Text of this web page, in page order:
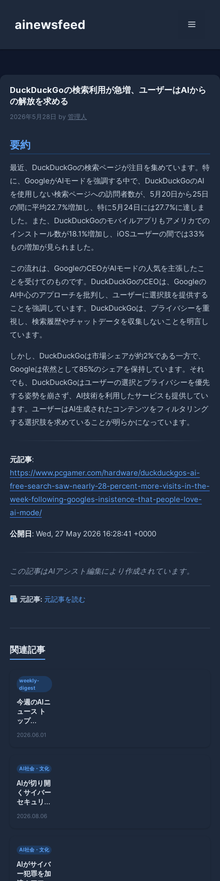
ainewsfeed メ
DuckDuckGoの検索利用が急増、ユーザーはAIから
の解放を求める
2026年5月28日 by 管理人
要約
最近、DuckDuckGoの検索ページが注目を集めています。特
に、GoogleがAIモードを強調する中で、DuckDuckGoのAI
を使用しない検索ページへの訪問者数が、5月20日から25日
の間に平均22.7%増加し、特に5月24日には27.7%に達しま
した。また、DuckDuckGoのモバイルアプリもアメリカでの
インストール数が18.1%増加し、iOSユーザーの間では33%
もの増加が見られました。
この流れは、GoogleのCEOがAIモードの人気を主張したこ
とを受けてのものです。DuckDuckGoのCEOは、Googleの
AI中心のアプローチを批判し、ユーザーに選択肢を提供する
ことを強調しています。DuckDuckGoは、プライバシーを重
視し、検索履歴やチャットデータを収集しないことを明言し
ています。
しかし、DuckDuckGoは市場シェアが約2%である一方で、
Googleは依然として85%のシェアを保持しています。それ
でも、DuckDuckGoはユーザーの選択とプライバシーを優先
する姿勢を崩さず、AI技術を利用したサービスも提供してい
ます。ユーザーはAI生成されたコンテンツをフィルタリング
する選択肢を求めていることが明らかになっています。
元記事:
https://www.pcgamer.com/hardware/duckduckgos-ai-
free-search-saw-nearly-28-percent-more-visits-in-the-
week-following-googles-insistence-that-people-love-
ai-mode/
公開日: Wed, 27 May 2026 16:28:41 +0000
この記事はAIアシスト編集により作成されています。
元記事: 元記事を読む
関連記事
weekly-
digest
今週のAIニ
ュース ト
ップ
年5月26
2026.06.01
AI社会・文化
AIが切り開
くサイバー
セキュリテ
とその限界
2026.08.06
AI社会・文化
AIがサイバ
ー犯罪を加